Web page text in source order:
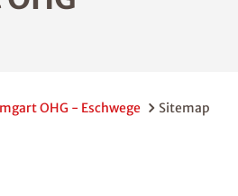
OHG - Eschwege Sitemap